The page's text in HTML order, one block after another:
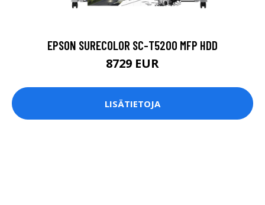
EPSON SURECOLOR SC-T5200 MFP HDD
8729 EUR
LISÄTIETOJA